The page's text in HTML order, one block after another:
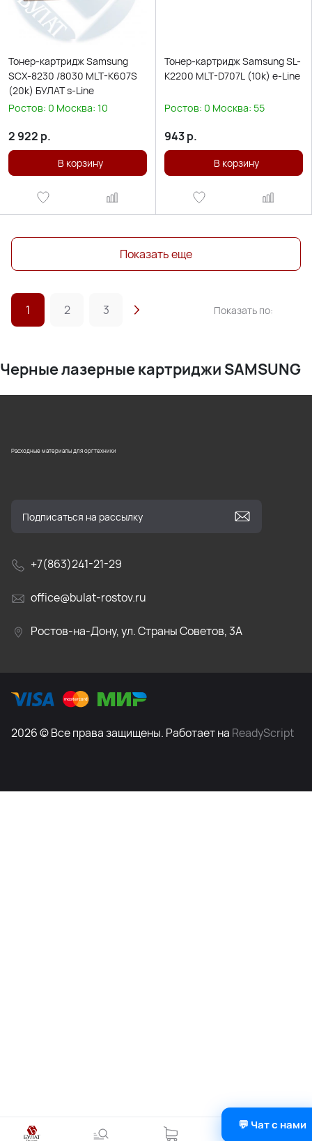
Тонер-картридж Samsung
SCX-8230 /8030 MLT-K607S
(20k) БУЛАТ s-Line
Ростов: 0 Москва: 10
2 922 р.
В корзину
Тонер-картридж Samsung SL-
K2200 MLT-D707L (10k) e-Line
Ростов: 0 Москва: 55
943р.
В корзину
Показать еще
1 2 3 Показать по:
Черные лазерные картриджи SAMSUNG
Расходные материалы для оргтехники
+7(863)241-21-29
office@bulat-rostov.ru
Ростов-на-Дону, ул. Страны Советов, 3А
2026 © Все права защищены. Работает на ReadyScript
💬 Чат с нами